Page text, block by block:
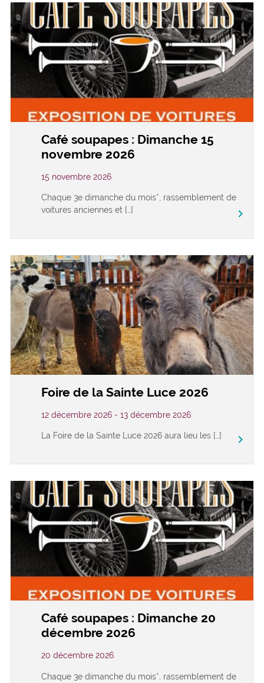
Café soupapes : Dimanche 15
novembre 2026
15 novembre 2026
Chaque 3e dimanche du mois*, rassemblement de
voitures anciennes et […]
keyboard_arrow_right
Foire de la Sainte Luce 2026
12 décembre 2026 - 13 décembre 2026
La Foire de la Sainte Luce 2026 aura lieu les […] keyboard_arrow_right
Café soupapes : Dimanche 20
décembre 2026
20 décembre 2026
Chaque 3e dimanche du mois*, rassemblement de